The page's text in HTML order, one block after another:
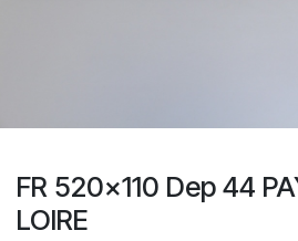
FR 520x110 Dep 44
LOIRE